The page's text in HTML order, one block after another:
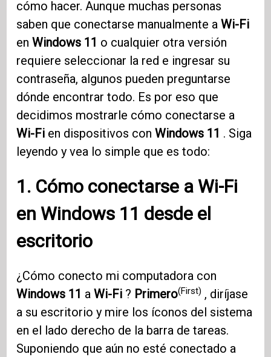
cómo hacer. Aunque muchas personas
saben que conectarse manualmente aWi-Fi
enWindows 11 o cualquier otra versión
requiere seleccionar la red e ingresar su
contraseña, algunos pueden preguntarse
dónde encontrar todo. Es por eso que
decidimos mostrarle cómo conectarse a
Wi-Fi en dispositivos conWindows 11 . Siga
leyendo y vea lo simple que es todo:
1. Cómo conectarse aWi-Fi
enWindows 11 desde el
escritorio
¿Cómo conecto mi computadora con
Windows 11 aWi-Fi ? Primero(First) , diríjase
a su escritorio y mire los íconos del sistema
en el lado derecho de la barra de tareas.
Suponiendo que aún no esté conectado a